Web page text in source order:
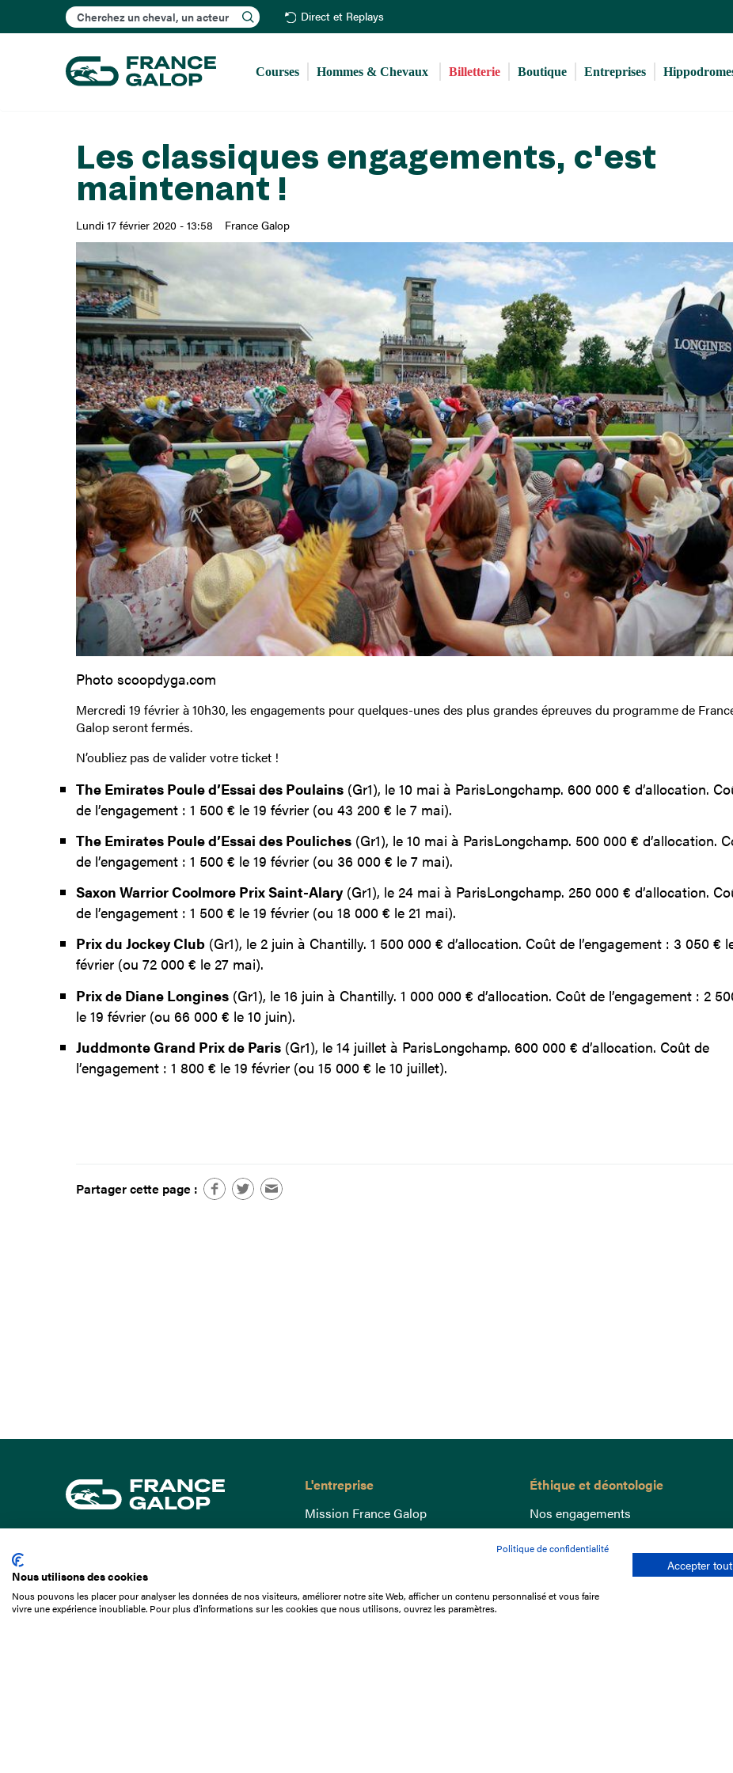
au
principal
Rechercher Direct et Replays
Courses Hommes & Chevaux Billetterie Boutique Entreprises
Les classiques engagements, c'est
maintenant !
Lundi 17 février 2020 - 13:58 France Galop
Photo scoopdyga.com
Mercredi 19 février à 10h30, les engagements pour quelques-unes des plus grandes épreuves du programme de
Galop seront fermés.
N’oubliez pas de valider votre ticket !
The Emirates Poule d’Essai des Poulains(Gr1), le 10 mai à ParisLongchamp. 600 000 € d’allocation.
de l’engagement : 1 500 € le 19 février (ou 43 200 € le 7 mai).
The Emirates Poule d’Essai des Pouliches(Gr1), le 10 mai à ParisLongchamp. 500 000 € d’allocation.
de l’engagement : 1 500 € le 19 février (ou 36 000 € le 7 mai).
Saxon Warrior Coolmore Prix Saint-Alary(Gr1), le 24 mai à ParisLongchamp. 250 000 € d’allocation.
de l’engagement : 1 500 € le 19 février (ou 18 000 € le 21 mai).
Prix du Jockey Club(Gr1), le 2 juin à Chantilly. 1 500 000 € d’allocation. Coût de l’engagement : 3 050 €
février (ou 72 000 € le 27 mai).
Prix de Diane Longines(Gr1), le 16 juin à Chantilly. 1 000 000 € d’allocation. Coût de l’engagement : 2
le 19 février (ou 66 000 € le 10 juin).
Juddmonte Grand Prix de Paris(Gr1), le 14 juillet à ParisLongchamp. 600 000 € d’allocation. Coût de
l’engagement : 1 800 € le 19 février (ou 15 000 € le 10 juillet).
Partager cette page :
01 49 10 20 29
L'entreprise
Mission France Galop
Gouvernance
Comprendre les courses
Docuthèque
Éthique et déontologie
Nos engagements
Lutte anti-dopage
Bien être equin
Index Egalité Femmes-Hommes
Jeu responsable
Politique de confidentialité
Nous utilisons des cookies
Nous pouvons les placer pour analyser les données de nos visiteurs, améliorer notre site Web, afficher un contenu personnalisé et vous faire
vivre une expérience inoubliable. Pour plus d'informations sur les cookies que nous utilisons, ouvrez les paramètres.
Accepter tout